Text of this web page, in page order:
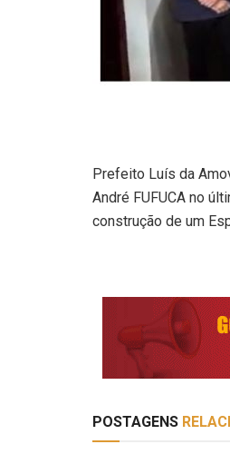
Prefeito Luís da
André FUFUCA no
construção de um
POSTAGENS